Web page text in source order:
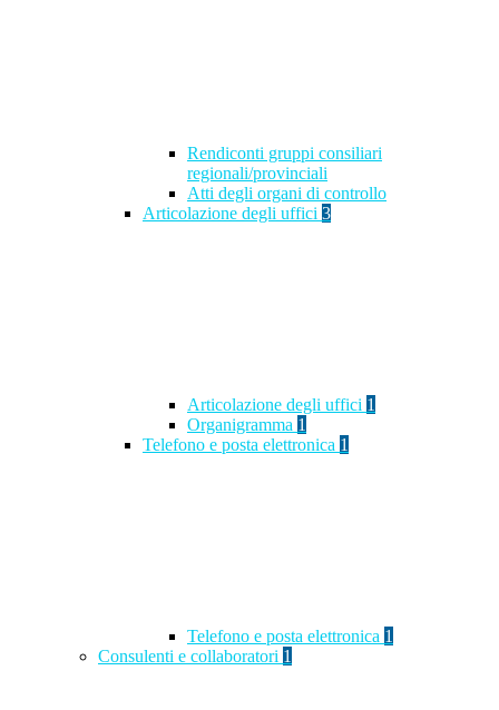
Rendiconti gruppi consiliari
regionali/provinciali
Atti degli organi di controllo
Articolazione degli uffici 3
Articolazione degli uffici 1
Organigramma 1
Telefono e posta elettronica 1
Telefono e posta elettronica 1
Consulenti e collaboratori 1